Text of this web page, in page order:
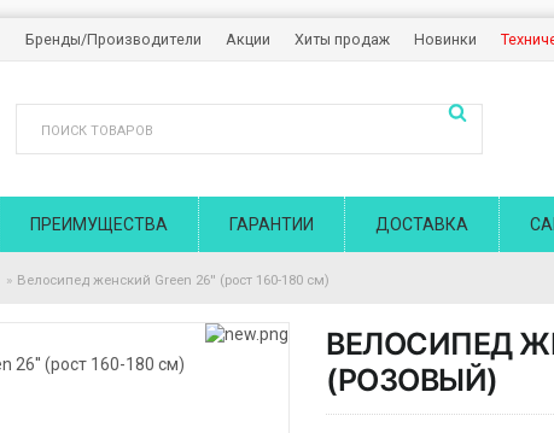
Бренды/Производители Акции Хиты продаж Новинки
ПРЕИМУЩЕСТВА ГАРАНТИИ ДОСТАВКА
Велосипед женский Green 26'' (рост 160-180 см)
ВЕЛОСИПЕД
(РОЗОВЫЙ)